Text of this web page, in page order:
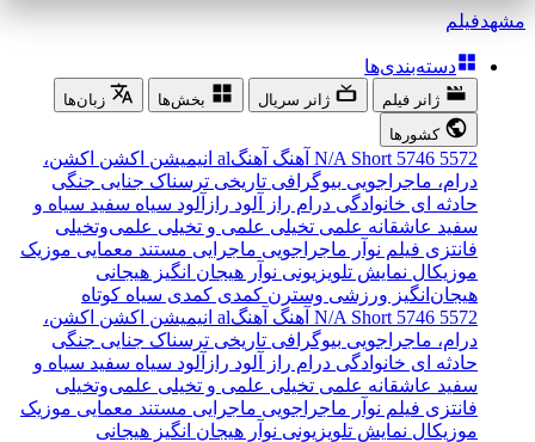
مشهدفیلم
دسته‌بندی‌ها
ژانر فیلم ژانر سریال بخش‌ها
زبان‌ها
کشورها
5572
5746
N/A Short آهنگ آهنگal انیمیشن اکشن اکشن،
درام، ماجراجویی بیوگرافی تاریخی ترسناک جنایی جنگی
حادثه ای خانوادگی درام راز آلود رازآلود سیاه سفید سیاه و
سفید عاشقانه علمی تخیلی علمی و تخیلی علمی‌و‌تخیلی
فانتزی فیلم نوآر ماجراجویی ماجرایی مستند معمایی موزیک
موزیکال نمایش تلویزیونی نوآر هیجان انگیز هیجانی
هیجان‌انگیز ورزشی وسترن کمدی کمدی سیاه کوتاه
5572
5746
N/A Short آهنگ آهنگal انیمیشن اکشن اکشن،
درام، ماجراجویی بیوگرافی تاریخی ترسناک جنایی جنگی
حادثه ای خانوادگی درام راز آلود رازآلود سیاه سفید سیاه و
سفید عاشقانه علمی تخیلی علمی و تخیلی علمی‌و‌تخیلی
فانتزی فیلم نوآر ماجراجویی ماجرایی مستند معمایی موزیک
موزیکال نمایش تلویزیونی نوآر هیجان انگیز هیجانی